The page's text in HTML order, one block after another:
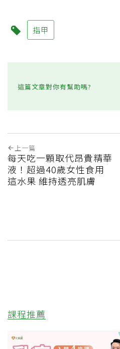
指甲
這篇文章對你有幫助嗎?
上一篇
每天吃一顆取代昂貴精華
液！超過40歲女性食用
這水果 維持透亮肌膚
課程推薦